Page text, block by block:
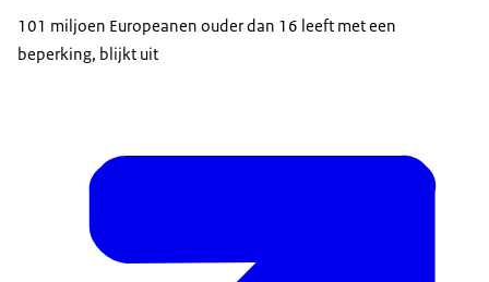
101 miljoen Europeanen ouder dan 16 leeft met een
beperking, blijkt uit